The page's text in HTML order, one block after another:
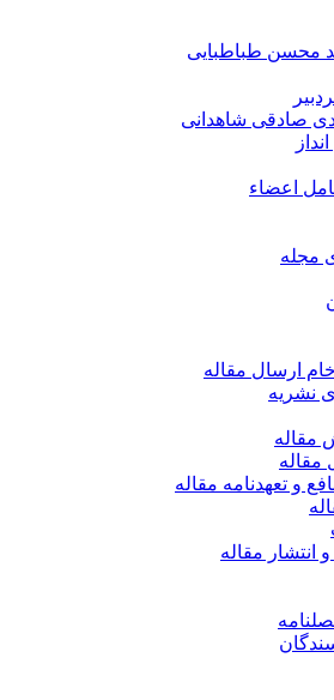
محسن طباطبایی
صادقی شاهدانی
اعضاء
مجله
ارسال مقاله
نشریه
مقاله
مقاله
و تعهدنامه مقاله
انتشار مقاله